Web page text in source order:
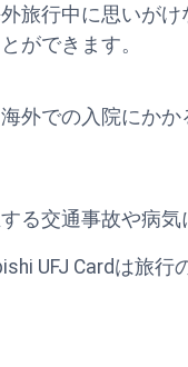
旅行中に思いが
ができます。
外での入院にか
る交通事故や病
UFJ Cardは旅行